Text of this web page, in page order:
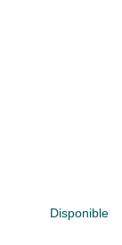
Disponible